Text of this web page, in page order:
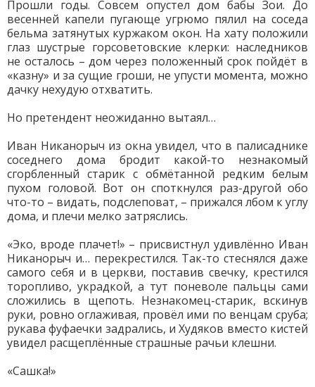
Прошли годы. Совсем опустел дом бабы Зои. До
весенней капели пугающе угрюмо пялил на соседа
бельма затянутых куржаком окон. На хату положили
глаз шустрые горсоветовские клерки: наследников
не осталось – дом через положенный срок пойдёт в
«казну» и за сущие гроши, не упусти момента, можно
дачку нехудую отхватить.
Но претендент неожиданно вытаял…
Иван Никанорыч из окна увидел, что в палисаднике
соседнего дома бродит какой-то незнакомый
сгорбленный старик с обмётанной редким белым
пухом головой. Вот он споткнулся раз-другой обо
что-то – видать, подслеповат, – прижался лбом к углу
дома, и плечи мелко затряслись.
«Эко, вроде плачет!» – присвистнул удивлённо Иван
Никанорыч и… перекрестился. Так-то стеснялся даже
самого себя и в церкви, поставив свечку, крестился
торопливо, украдкой, а тут поневоле пальцы сами
сложились в щепоть. Незнакомец-старик, вскинув
руки, ровно оглаживая, провёл ими по венцам сруба;
рукава фуфаечки задрались, и Худяков вместо кистей
увидел расщеплённые страшные рачьи клешни.
«Сашка!»